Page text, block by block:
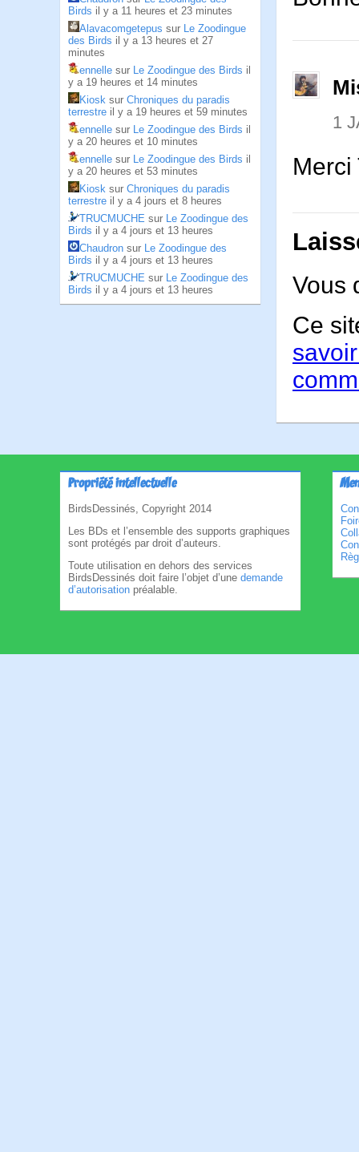
Birds il y a 11 heures et 23 minutes
Alavacomgetepus sur Le Zoodingue
des Birds il y a 13 heures et 27
minutes
ennelle sur Le Zoodingue des Birds il
y a 19 heures et 14 minutes
Kiosk sur Chroniques du paradis
terrestre il y a 19 heures et 59 minutes
ennelle sur Le Zoodingue des Birds il
y a 20 heures et 10 minutes
ennelle sur Le Zoodingue des Birds il
y a 20 heures et 53 minutes
Kiosk sur Chroniques du paradis
terrestre il y a 4 jours et 8 heures
TRUCMUCHE sur Le Zoodingue des
Birds il y a 4 jours et 13 heures
Chaudron sur Le Zoodingue des
Birds il y a 4 jours et 13 heures
TRUCMUCHE sur Le Zoodingue des
Birds il y a 4 jours et 13 heures
1
Vous
Ce
Propriété intellectuelle
BirdsDessinés, Copyright 2014
Les BDs et l’ensemble des supports graphiques
sont protégés par droit d’auteurs.
Toute utilisation en dehors des services
BirdsDessinés doit faire l’objet d’une demande
d’autorisation préalable.